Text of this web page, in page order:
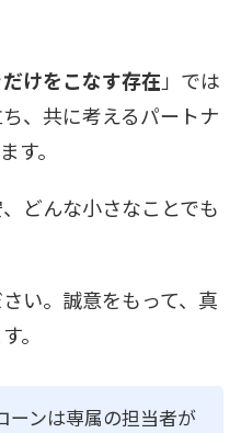
けをこなす存在」では
、共に考えるパートナ
す。
どんな小さなことでも
い。誠意をもって、真
。
ーンは専属の担当者が